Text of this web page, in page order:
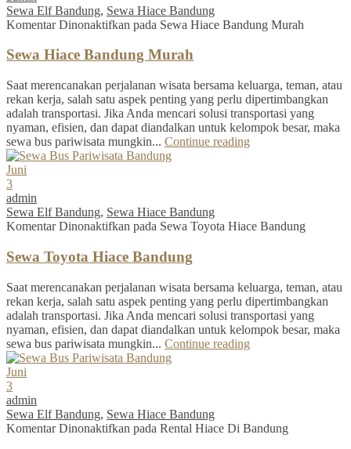
Sewa Elf Bandung, Sewa Hiace Bandung
Komentar Dinonaktifkan pada Sewa Hiace Bandung Murah
Sewa Hiace Bandung Murah
Saat merencanakan perjalanan wisata bersama keluarga, teman, atau
rekan kerja, salah satu aspek penting yang perlu dipertimbangkan
adalah transportasi. Jika Anda mencari solusi transportasi yang
nyaman, efisien, dan dapat diandalkan untuk kelompok besar, maka
sewa bus pariwisata mungkin... Continue reading
Juni
3
admin
Sewa Elf Bandung, Sewa Hiace Bandung
Komentar Dinonaktifkan pada Sewa Toyota Hiace Bandung
Sewa Toyota Hiace Bandung
Saat merencanakan perjalanan wisata bersama keluarga, teman, atau
rekan kerja, salah satu aspek penting yang perlu dipertimbangkan
adalah transportasi. Jika Anda mencari solusi transportasi yang
nyaman, efisien, dan dapat diandalkan untuk kelompok besar, maka
sewa bus pariwisata mungkin... Continue reading
Juni
3
admin
Sewa Elf Bandung, Sewa Hiace Bandung
Komentar Dinonaktifkan pada Rental Hiace Di Bandung